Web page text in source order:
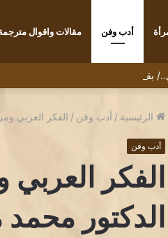
أدب وفن مقالات واقوال
بقلم الكاتب رضا يونس
الرئيسية / أدب وفن / الفكر العربي
أدب وفن
الفكر
الدكتور